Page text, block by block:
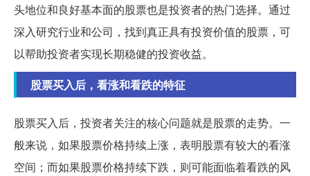
头地位和良好基本面的股票也是投资者的热门选择。通过
深入研究行业和公司，找到真正具有投资价值的股票，可
以帮助投资者实现长期稳健的投资收益。
股票买入后，看涨和看跌的特征
股票买入后，投资者关注的核心问题就是股票的走势。一
般来说，如果股票价格持续上涨，表明股票有较大的看涨
空间；而如果股票价格持续下跌，则可能面临着看跌的风